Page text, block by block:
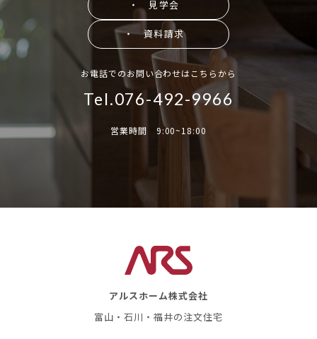
・ 見学会
・ 資料請求
お電話でのお問い合わせはこちらから
Tel.076-492-9966
営業時間 9:00~18:00
アルスホーム株式会社
富山・石川・福井の注文住宅